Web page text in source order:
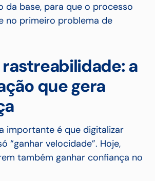
da base, para que o processo
no primeiro problema de
rastreabilidade: a
que gera
importante é que digitalizar
“ganhar velocidade”. Hoje,
também ganhar confiança no